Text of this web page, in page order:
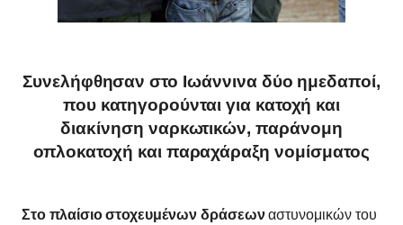
Συνελήφθησαν στο Ιωάννινα δύο ημεδαποί,
που κατηγορούνται για κατοχή και
διακίνηση ναρκωτικών, παράνομη
οπλοκατοχή και παραχάραξη νομίσματος
Στο πλαίσιο στοχευμένων δράσεωναστυνομικών του